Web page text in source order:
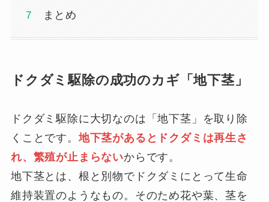
まとめ
ドクダミ駆除の成功のカギ「地下茎」
ドクダミ駆除に大切なのは「地下茎」を取り除
くことです。 地下茎があるとドクダミは再生さ
れ、繁殖が止まらないからです。
地下茎とは、根と別物でドクダミにとって生命
維持装置のようなもの。そのため花や葉、茎を